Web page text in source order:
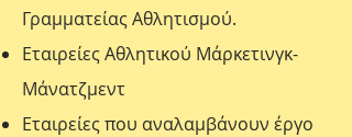
Γραμματείας Αθλητισμού.
Εταιρείες Αθλητικού Μάρκετινγκ-
Μάνατζμεντ
Εταιρείες που αναλαμβάνουν έργο